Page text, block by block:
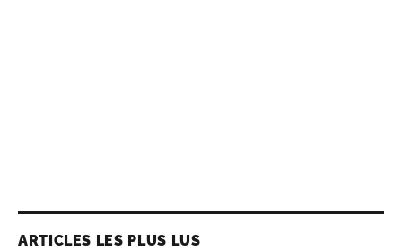
ARTICLES LES PLUS LUS